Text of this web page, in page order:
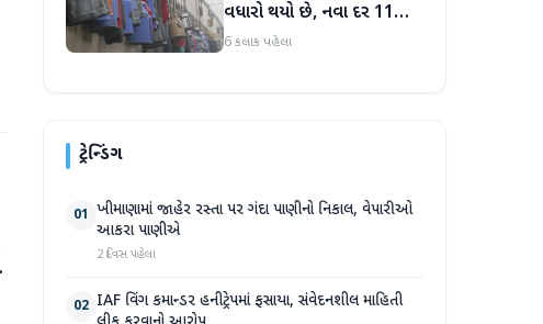
વધારો થયો છે, નવા દર 11
ઓગસ્ટથી અમલમાં
6 કલાક પહેલા
ટ્રેન્ડિંગ
01 ખીમાણામાં જાહેર રસ્તા પર ગંદા પાણીનો નિકાલ, વેપારીઓ
આકરા પાણીએ
2 દિવસ પહેલા
02 IAF વિંગ કમાન્ડર હનીટ્રેપમાં ફસાયા, સંવેદનશીલ માહિતી